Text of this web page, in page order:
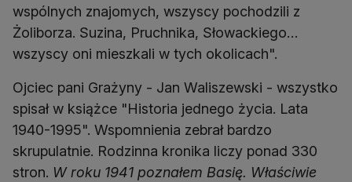
wspólnych znajomych, wszyscy pochodzili z
Żoliborza. Suzina, Pruchnika, Słowackiego…
wszyscy oni mieszkali w tych okolicach".
Ojciec pani Grażyny - Jan Waliszewski - wszystko
spisał w książce "Historia jednego życia. Lata
1940-1995". Wspomnienia zebrał bardzo
skrupulatnie. Rodzinna kronika liczy ponad 330
stron. W roku 1941 poznałem Basię. Właściwie